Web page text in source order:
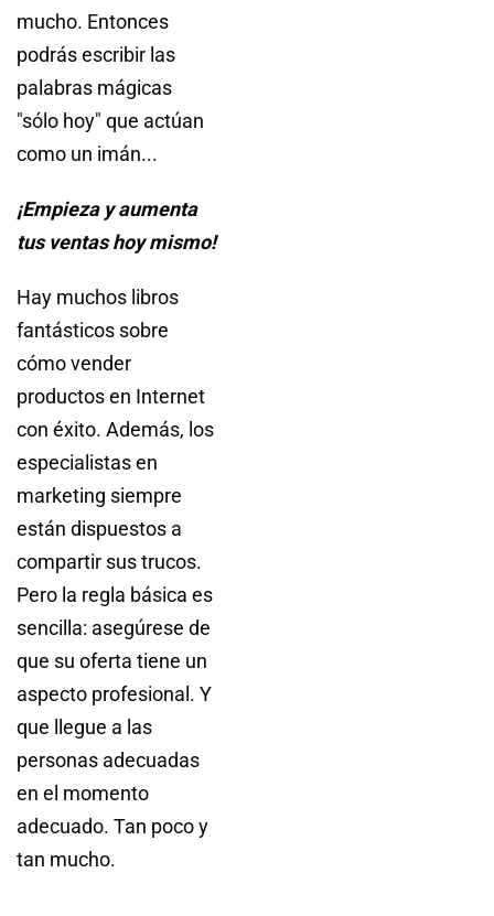
mucho. Entonces
podrás escribir las
palabras mágicas
"sólo hoy" que actúan
como un imán...
¡Empieza y aumenta
tus ventas hoy mismo!
Hay muchos libros
fantásticos sobre
cómo vender
productos en Internet
con éxito. Además, los
especialistas en
marketing siempre
están dispuestos a
compartir sus trucos.
Pero la regla básica es
sencilla: asegúrese de
que su oferta tiene un
aspecto profesional. Y
que llegue a las
personas adecuadas
en el momento
adecuado. Tan poco y
tan mucho.